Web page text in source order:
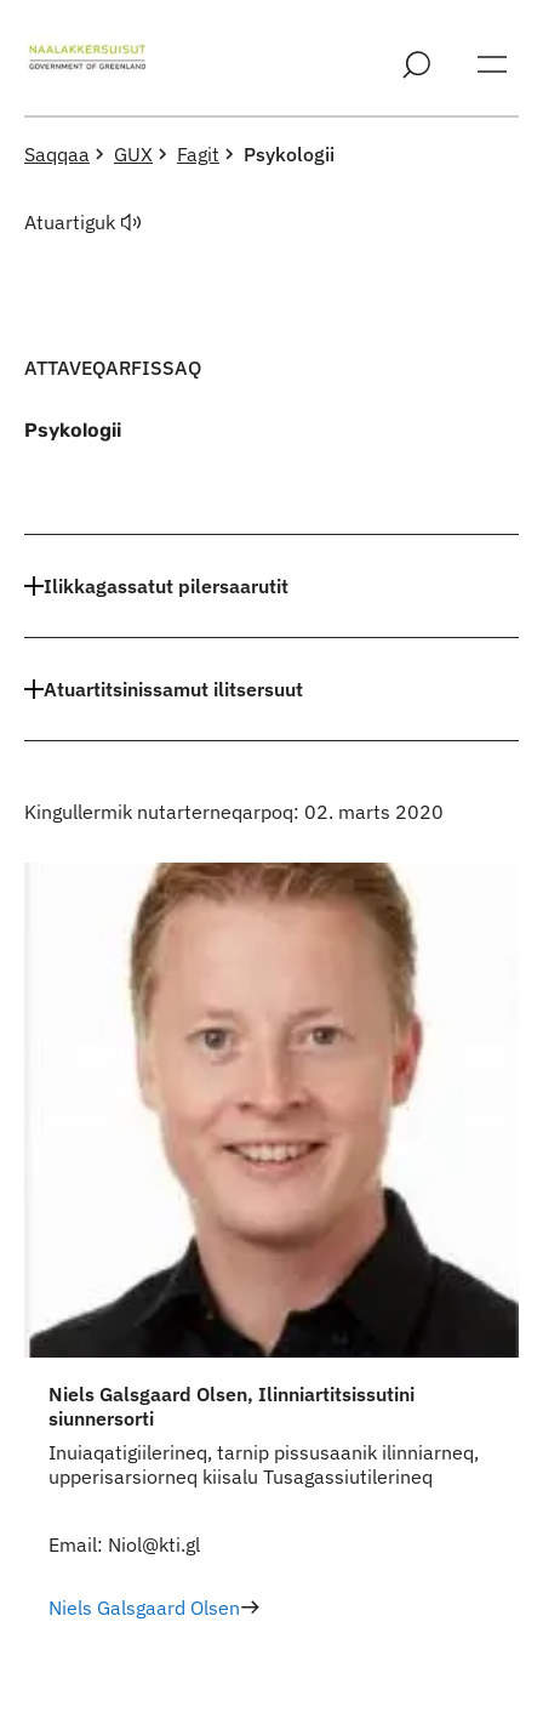
Saqqaa GUX Fagit Psykologii
Atuartiguk
ATTAVEQARFISSAQ
Psykologii
Ilikkagassatut pilersaarutit
Atuartitsinissamut ilitsersuut
Kingullermik nutarterneqarpoq: 02. marts 2020
Niels Galsgaard Olsen, Ilinniartitsissutini
siunnersorti
Inuiaqatigiilerineq, tarnip pissusaanik ilinniarneq,
upperisarsiorneq kiisalu Tusagassiutilerineq
Email: Niol@kti.gl
Niels Galsgaard Olsen